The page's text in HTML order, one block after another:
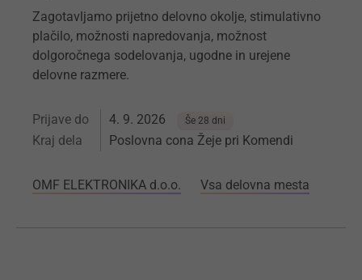
Zagotavljamo prijetno delovno okolje, stimulativno
plačilo, možnosti napredovanja, možnost
dolgoročnega sodelovanja, ugodne in urejene
delovne razmere.
Prijave do 4. 9. 2026 Še 28 dni
Kraj dela Poslovna cona Žeje pri Komendi
OMF ELEKTRONIKA d.o.o. Vsa delovna mesta